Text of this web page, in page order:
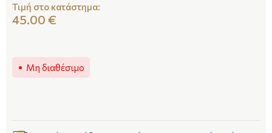
Τιμή στο κατάστημα:
45.00 €
Μη διαθέσιμο